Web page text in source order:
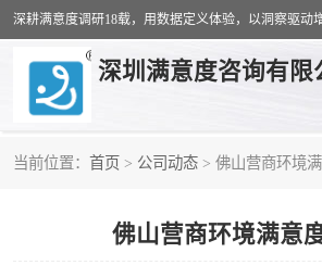
深圳满意度咨询有限
当前位置： 首页 > 公司动态 > 佛山营商环境
佛山营商环境满意
客户满意度调查 医疗